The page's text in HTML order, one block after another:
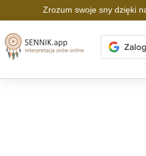
Zrozum swoje sny dzięki